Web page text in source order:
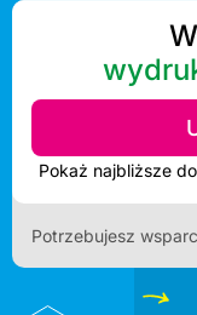
Potrzebujesz